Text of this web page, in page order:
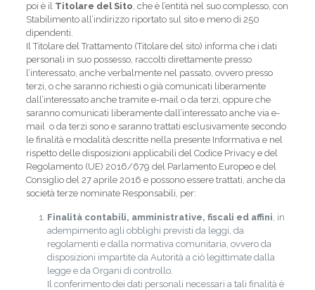
poi è il Titolare del Sito, che è l’entità nel suo complesso, con
Stabilimento all’indirizzo riportato sul sito e meno di 250
dipendenti.
Il Titolare del Trattamento (Titolare del sito) informa che i dati
personali in suo possesso, raccolti direttamente presso
l’interessato, anche verbalmente nel passato, ovvero presso
terzi, o che saranno richiesti o già comunicati liberamente
dall’interessato anche tramite e-mail o da terzi, oppure che
saranno comunicati liberamente dall’interessato anche via e-
mail o da terzi sono e saranno trattati esclusivamente secondo
le finalità e modalità descritte nella presente Informativa e nel
rispetto delle disposizioni applicabili del Codice Privacy e del
Regolamento (UE) 2016/679 del Parlamento Europeo e del
Consiglio del 27 aprile 2016 e possono essere trattati, anche da
società terze nominate Responsabili, per:
Finalità contabili, amministrative, fiscali ed affini, in
adempimento agli obblighi previsti da leggi, da
regolamenti e dalla normativa comunitaria, ovvero da
disposizioni impartite da Autorità a ciò legittimate dalla
legge e da Organi di controllo.
Il conferimento dei dati personali necessari a tali finalità è